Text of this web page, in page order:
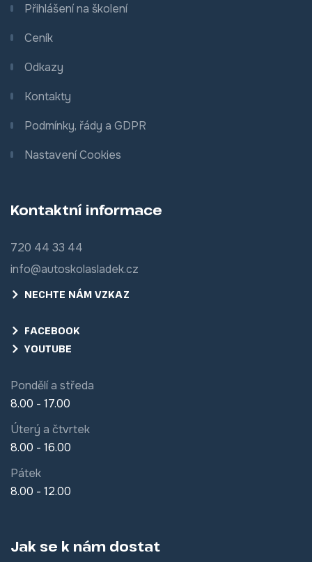
Přihlášení na školení
Ceník
Odkazy
Kontakty
Podmínky, řády a GDPR
Nastavení Cookies
Kontaktní informace
720 44 33 44
info@autoskolasladek.cz
NECHTE NÁM VZKAZ
FACEBOOK
YOUTUBE
Pondělí a středa
8.00 - 17.00
Úterý a čtvrtek
8.00 - 16.00
Pátek
8.00 - 12.00
Jak se k nám dostat